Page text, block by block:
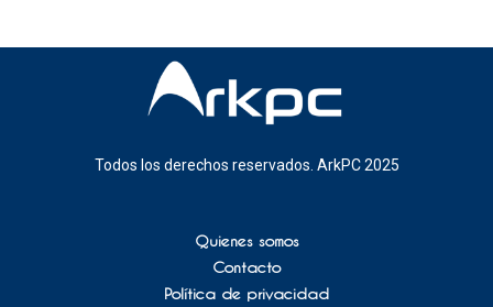
Todos los derechos reservados. ArkPC 2025
Quienes somos
Contacto
Política de privacidad